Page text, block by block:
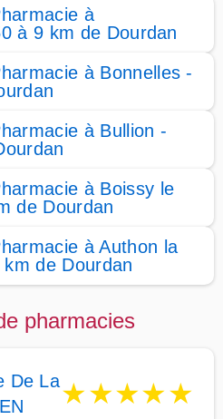
à
à 9 km de Dourdan
à Bonnelles -
à Bullion -
à Boissy le
de Dourdan
à Authon la
de Dourdan
pharmacies
De La★★★★★